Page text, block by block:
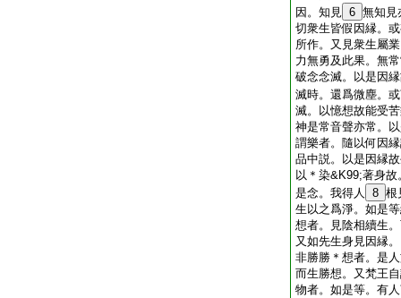
因。知見 6 無知見
切衆生皆假因縁。
所作。又見衆生屬
力無勇及此果。無
破念念滅。以是因
滅時。還爲微塵。
滅。以憶想故能受
神是常音聲亦常。
謂樂者。隨以何因
品中説。以是因縁
以＊染&K99;著身
是念。我得人
8 根
生以之爲淨。如是
想者。見陰相續生
又如先生身見因縁
非勝勝＊想者。是
而生勝想。又梵王
物者。如是等。有